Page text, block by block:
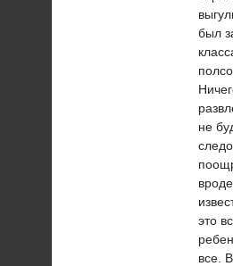
был
не
это
все.